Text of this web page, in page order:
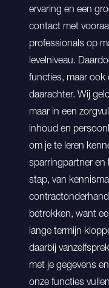
ervaring en een
contact met
professionals op
levelniveau.
functies, maar
daarachter. Wij
maar in een
inhoud en
om je te leren
sparringpartner en
stap, van
betrokken, want
lange termijn
daarbij
met je gegevens
onze functies